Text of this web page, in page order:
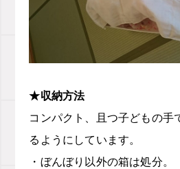
★収納方法
コンパクト、且つ子どもの手
るようにしています。
・ぼんぼり以外の箱は処分。